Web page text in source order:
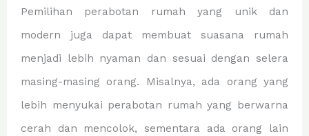
Pemilihan perabotan rumah yang unik dan
modern juga dapat membuat suasana rumah
menjadi lebih nyaman dan sesuai dengan selera
masing-masing orang. Misalnya, ada orang yang
lebih menyukai perabotan rumah yang berwarna
cerah dan mencolok, sementara ada orang lain